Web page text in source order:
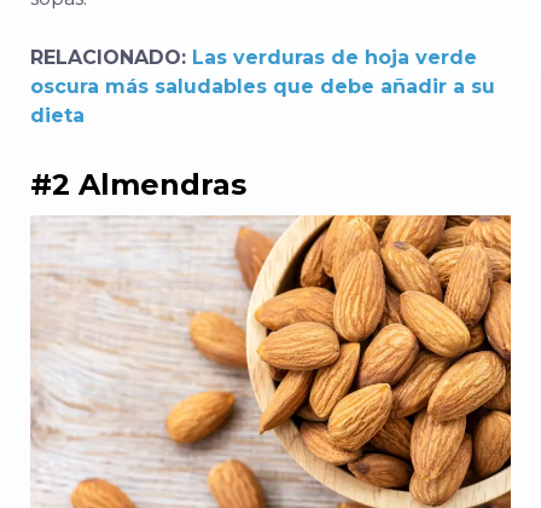
RELACIONADO: Las verduras de hoja verde
oscura más saludables que debe añadir a su
dieta
#2 Almendras